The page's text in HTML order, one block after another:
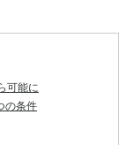
可能に
の条件